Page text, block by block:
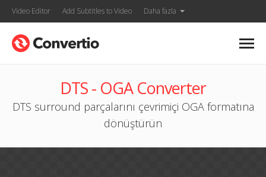
Video Editor Add Subtitles to Video Daha fazla
DTS - OGA Converter
DTS surround parçalarını çevrimiçi OGA formatına
dönüştürün